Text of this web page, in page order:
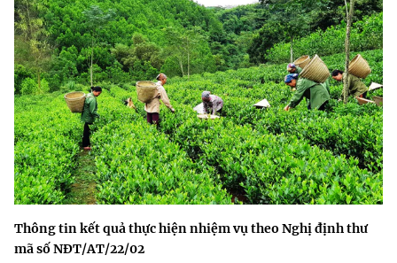
Thông tin kết quả thực hiện nhiệm vụ theo Nghị định thư
mã số NĐT/AT/22/02